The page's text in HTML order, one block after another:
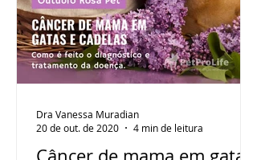
Dra Vanessa Muradian
20 de out. de 2020
4 min de leitura